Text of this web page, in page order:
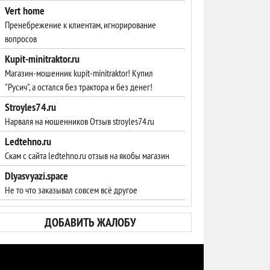
Vert home
Пренебрежение к клиентам, игнорирование
вопросов
Kupit-minitraktor.ru
Магазин-мошенник kupit-minitraktor! Купил
"Русич", а остался без трактора и без денег!
Stroyles74.ru
Нарваля на мошенников Отзыв stroyles74.ru
Ledtehno.ru
Скам с сайта ledtehno.ru отзыв на якобы магазин
Dlyasvyazi.space
Не то что заказывал совсем всё другое
ДОБАВИТЬ ЖАЛОБУ